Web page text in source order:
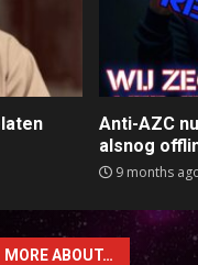
Anti-AZC
alsnog
9 months
MORE ABOUT…